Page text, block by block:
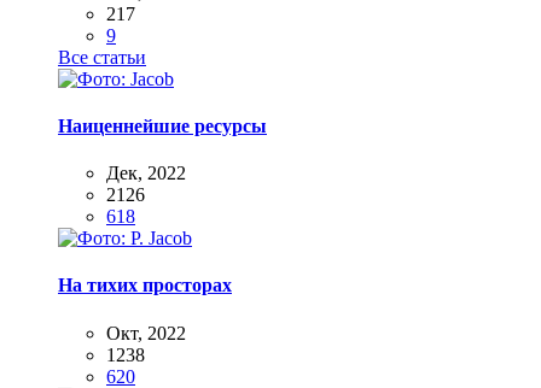
217
9
Все статьи
Наиценнейшие ресурсы
Дек, 2022
2126
618
На тихих просторах
Окт, 2022
1238
620